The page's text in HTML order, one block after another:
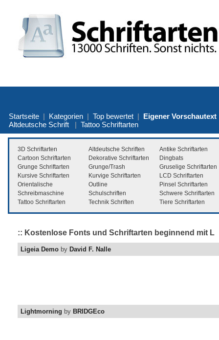
Startseite | Kategorien | Top bewertet | Eigener Vorschautext
Altdeutsche Schrift | Tattoo Schriftarten
3D Schriftarten Altdeutsche Schriften
Antike Schriftarten
Cartoon Schriftarten
Dekorative Schriftarten
Dingbats
Grunge Schriftarten
Grunge/Trash
Gruselige Schriftarten
Kursive Schriftarten
Kurvige Schriftarten
LCD Schriftarten
Orientalische
Outline
Pinsel Schriftarten
Schreibmaschine
Schulschriften
Schwere Schriftarten
Tattoo Schriftarten
Technik Schriften Tiere Schriftarten
:: Kostenlose Fonts und Schriftarten beginnend mit L
Ligeia Demo by David F. Nalle
Lightmorning by BRIDGEco